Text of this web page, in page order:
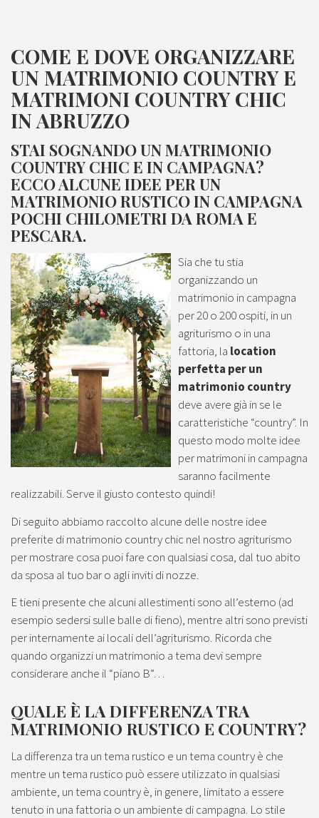
COME E DOVE ORGANIZZARE
UN MATRIMONIO COUNTRY E
MATRIMONI COUNTRY CHIC
IN ABRUZZO
STAI SOGNANDO UN MATRIMONIO
COUNTRY CHIC E IN CAMPAGNA?
ECCO ALCUNE IDEE PER UN
MATRIMONIO RUSTICO IN CAMPAGNA
POCHI CHILOMETRI DA ROMA E
PESCARA.
Sia che tu stia
organizzando un
matrimonio in campagna
per 20 o 200 ospiti, in un
agriturismo o in una
fattoria, la location
perfetta per un
matrimonio country
deve avere già in se le
caratteristiche “country”. In
questo modo molte idee
per matrimoni in campagna
saranno facilmente
realizzabili. Serve il giusto contesto quindi!
Di seguito abbiamo raccolto alcune delle nostre idee
preferite di matrimonio country chic nel nostro agriturismo
per mostrare cosa puoi fare con qualsiasi cosa, dal tuo abito
da sposa al tuo bar o agli inviti di nozze.
E tieni presente che alcuni allestimenti sono all’esterno (ad
esempio sedersi sulle balle di fieno), mentre altri sono previsti
per internamente ai locali dell’agriturismo. Ricorda che
quando organizzi un matrimonio a tema devi sempre
considerare anche il “piano B”…
QUALE È LA DIFFERENZA TRA
MATRIMONIO RUSTICO E COUNTRY?
La differenza tra un tema rustico e un tema country è che
mentre un tema rustico può essere utilizzato in qualsiasi
ambiente, un tema country è, in genere, limitato a essere
tenuto in una fattoria o un ambiente di campagna. Lo stile